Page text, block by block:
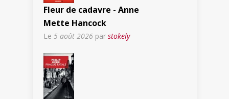
Fleur de cadavre - Anne
Mette Hancock
Le 5 août 2026 par stokely